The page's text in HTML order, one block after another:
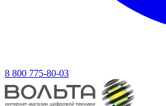
8 800 775-80-03